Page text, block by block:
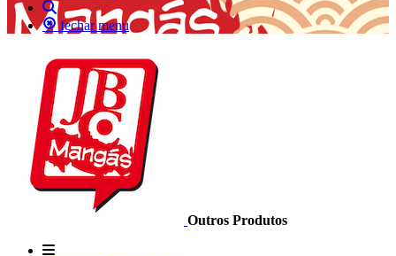
fechar menu
Outros Produtos